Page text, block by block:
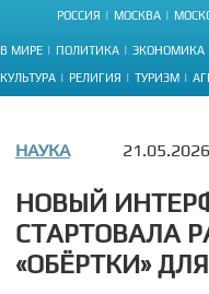
РОССИЯ МОСКВА
В МИРЕ ПОЛИТИКА ЭКОНОМИКА
КУЛЬТУРА РЕЛИГИЯ ТУРИЗМ
НАУКА
НОВЫЙ
СТАРТОВАЛА
«ОБЁРТКИ»